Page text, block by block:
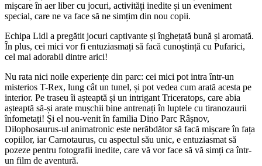
mișcare în aer liber cu jocuri, activități inedite și un eveniment
special, care ne va face să ne simțim din nou copii.
Echipa Lidl a pregătit jocuri captivante și înghețată bună și aromată.
În plus, cei mici vor fi entuziasmați să facă cunoștință cu Pufarici,
cel mai adorabil dintre arici!
Nu rata nici noile experiențe din parc: cei mici pot intra într-un
misterios T-Rex, lung cât un tunel, și pot vedea cum arată acesta pe
interior. Pe traseu îi așteaptă și un intrigant Triceratops, care abia
așteaptă să-și arate mușchii bine antrenați în luptele cu tiranozaurii
înfometați! Și el nou-venit în familia Dino Parc Râșnov,
Dilophosaurus-ul animatronic este nerăbdător să facă mișcare în fața
copiilor, iar Carnotaurus, cu aspectul său unic, e entuziasmat să
pozeze pentru fotografii inedite, care vă vor face să vă simți ca într-
un film de aventură.